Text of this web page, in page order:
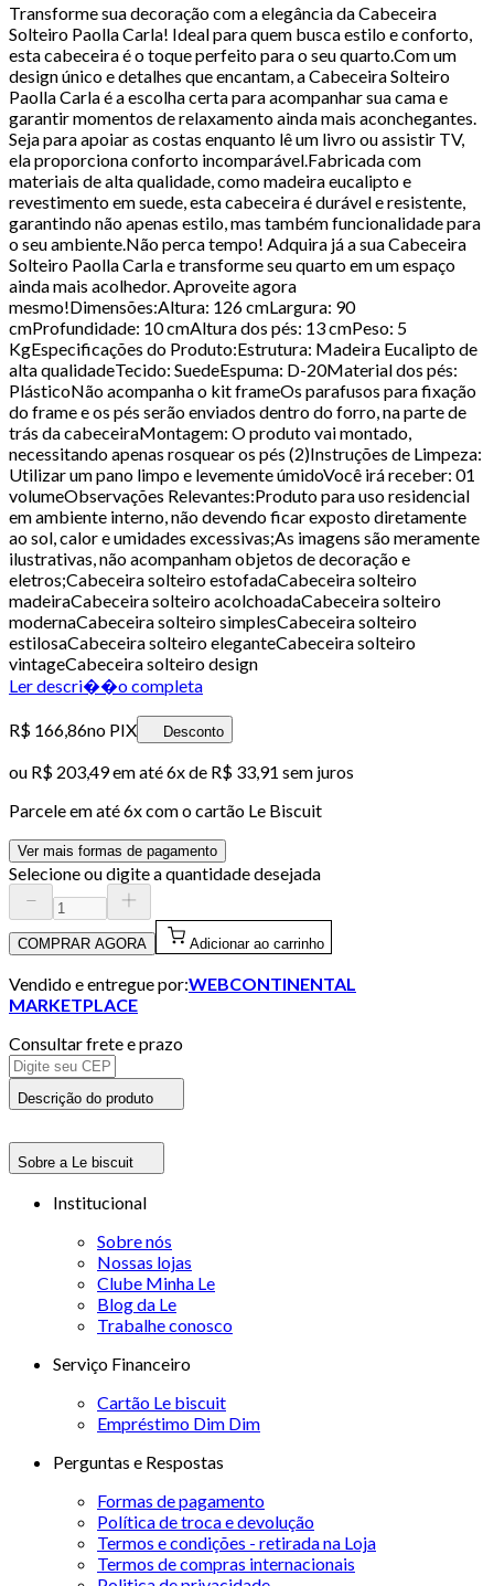
Transforme sua decoração com a elegância da Cabeceira
Solteiro Paolla Carla! Ideal para quem busca estilo e conforto,
esta cabeceira é o toque perfeito para o seu quarto.Com um
design único e detalhes que encantam, a Cabeceira Solteiro
Paolla Carla é a escolha certa para acompanhar sua cama e
garantir momentos de relaxamento ainda mais aconchegantes.
Seja para apoiar as costas enquanto lê um livro ou assistir TV,
ela proporciona conforto incomparável.Fabricada com
materiais de alta qualidade, como madeira eucalipto e
revestimento em suede, esta cabeceira é durável e resistente,
garantindo não apenas estilo, mas também funcionalidade para
o seu ambiente.Não perca tempo! Adquira já a sua Cabeceira
Solteiro Paolla Carla e transforme seu quarto em um espaço
ainda mais acolhedor. Aproveite agora
mesmo!Dimensões:Altura: 126 cmLargura: 90
cmProfundidade: 10 cmAltura dos pés: 13 cmPeso: 5
KgEspecificações do Produto:Estrutura: Madeira Eucalipto de
alta qualidadeTecido: SuedeEspuma: D-20Material dos pés:
PlásticoNão acompanha o kit frameOs parafusos para fixação
do frame e os pés serão enviados dentro do forro, na parte de
trás da cabeceiraMontagem: O produto vai montado,
necessitando apenas rosquear os pés (2)Instruções de Limpeza:
Utilizar um pano limpo e levemente úmidoVocê irá receber: 01
volumeObservações Relevantes:Produto para uso residencial
em ambiente interno, não devendo ficar exposto diretamente
ao sol, calor e umidades excessivas;As imagens são meramente
ilustrativas, não acompanham objetos de decoração e
eletros;Cabeceira solteiro estofadaCabeceira solteiro
madeiraCabeceira solteiro acolchoadaCabeceira solteiro
modernaCabeceira solteiro simplesCabeceira solteiro
estilosaCabeceira solteiro eleganteCabeceira solteiro
vintageCabeceira solteiro design
Ler descri��o completa
R$ 166,86no PIX Desconto
ou R$ 203,49em até6x de R$ 33,91 sem juros
Parcele em até6x com o cartão Le Biscuit
Ver mais formas de pagamento
Selecione ou digite a quantidade desejada
COMPRAR AGORA Adicionar ao carrinho
Vendido e entregue por:WEBCONTINENTAL
MARKETPLACE
Consultar frete e prazo
Descrição do produto
Sobre a Le biscuit
Institucional
Sobre nós
Nossas lojas
Clube Minha Le
Blog da Le
Trabalhe conosco
Serviço Financeiro
Cartão Le biscuit
Empréstimo Dim Dim
Perguntas e Respostas
Formas de pagamento
Política de troca e devolução
Termos e condições - retirada na Loja
Termos de compras internacionais